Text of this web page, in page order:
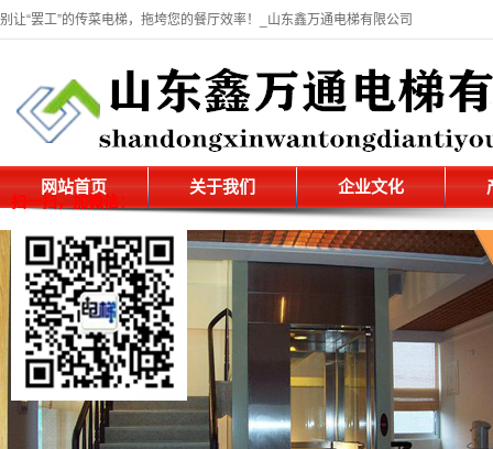
别让“罢工”的传菜电梯，拖垮您的餐厅效率！_山东鑫万通电梯有限公司
网站首页 关于我们 企业文化
扫一扫，加微信：